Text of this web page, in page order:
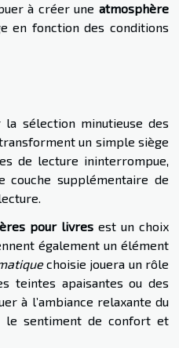
à créer uneatmosphère
en fonction des conditions
sélection minutieuse des
un simple siège
de lecture ininterrompue,
couche supplémentaire de
pour livresest un choix
également un élément
choisie jouera un rôle
teintes apaisantes ou des
à l’ambiance relaxante du
le sentiment de confort et